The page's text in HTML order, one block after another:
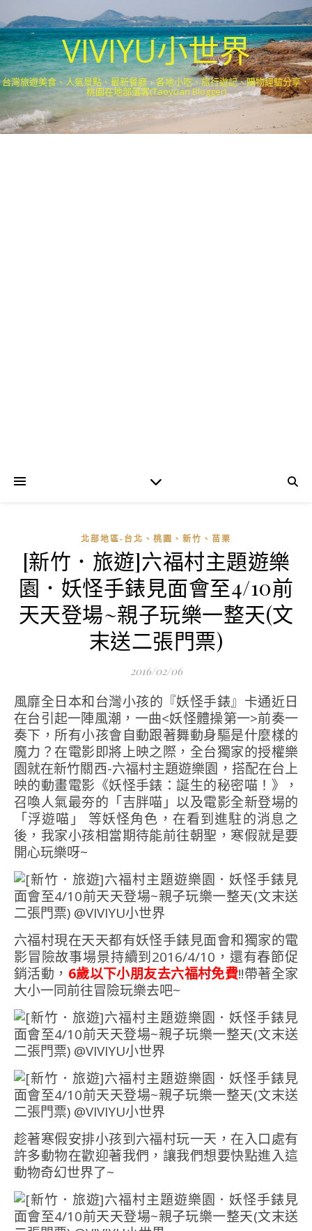
VIVIYU小世界
台灣旅遊美食、人氣景點、最新餐廳、各地小吃、旅行遊記、購物經驗分享．
桃園在地部落客(Taoyuan Blogger)
北部地區-台北、桃園、新竹、苗栗
[新竹．旅遊]六福村主題遊樂
園．妖怪手錶見面會至4/10前
天天登場~親子玩樂一整天(文
末送二張門票)
2016/02/06
風靡全日本和台灣小孩的『妖怪手錶』卡通近日
在台引起一陣風潮，一曲<妖怪體操第一>前奏一
奏下，所有小孩會自動跟著舞動身驅是什麼樣的
魔力？在電影即將上映之際，全台獨家的授權樂
園就在新竹關西-六福村主題遊樂園，搭配在台上
映的動畫電影《妖怪手錶：誕生的秘密喵！》，
召喚人氣最夯的「吉胖喵」以及電影全新登場的
「浮遊喵」 等妖怪角色，在看到進駐的消息之
後，我家小孩相當期待能前往朝聖，寒假就是要
開心玩樂呀~
六福村現在天天都有妖怪手錶見面會和獨家的電
影冒險故事場景持續到2016/4/10，還有春節促
銷活動， 6歲以下小朋友去六福村免費!!帶著全家
大小一同前往冒險玩樂去吧~
趁著寒假安排小孩到六福村玩一天，在入口處有
許多動物在歡迎著我們，讓我們想要快點進入這
動物奇幻世界了~